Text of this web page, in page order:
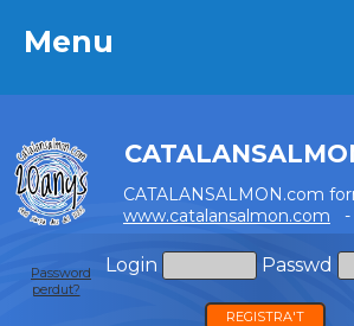
Menu
CATALANSALMON.com
www.catalansalmon.com -
Login Passwd
Password
perdut?
REGISTRA'T
Menu